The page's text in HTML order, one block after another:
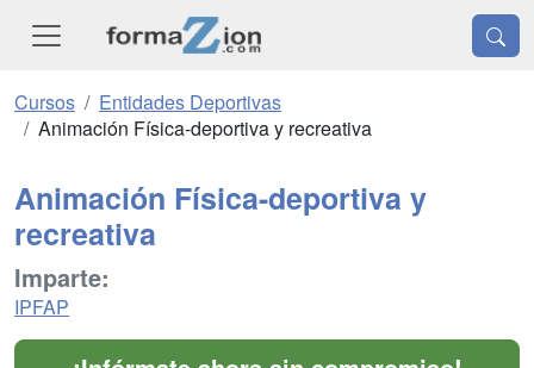
Cursos
Entidades Deportivas
Animación Física-deportiva y recreativa
Animación Física-deportiva y
recreativa
Imparte:
IPFAP